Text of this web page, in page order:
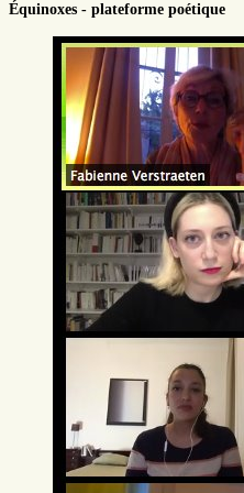
Équinoxes - plateforme poétique